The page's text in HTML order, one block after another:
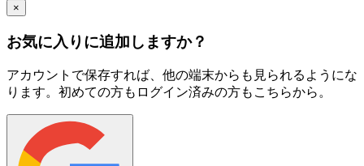
×
お気に入りに追加しますか？
アカウントで保存すれば、他の端末からも見られるようにな
ります。初めての方もログイン済みの方もこちらから。